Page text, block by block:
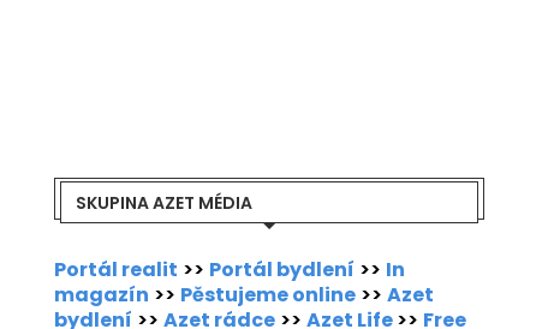
SKUPINA AZET MÉDIA
Portál realit >> Portál bydlení >> In
magazín >> Pěstujeme online >> Azet
bydlení >> Azet rádce >> Azet Life>> Free